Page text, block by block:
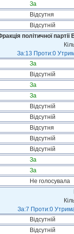
За
Відсутня
Відсутній
політичної
За:13 Проти:0
За
Відсутній
За
За
Відсутній
Відсутній
Відсутня
Відсутній
Відсутній
За
За
Не голосувала
За:7 Проти:0
Відсутній
Відсутній